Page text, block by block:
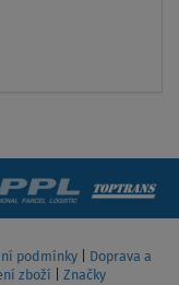
podmínky
Doprava a
zboží
Značky